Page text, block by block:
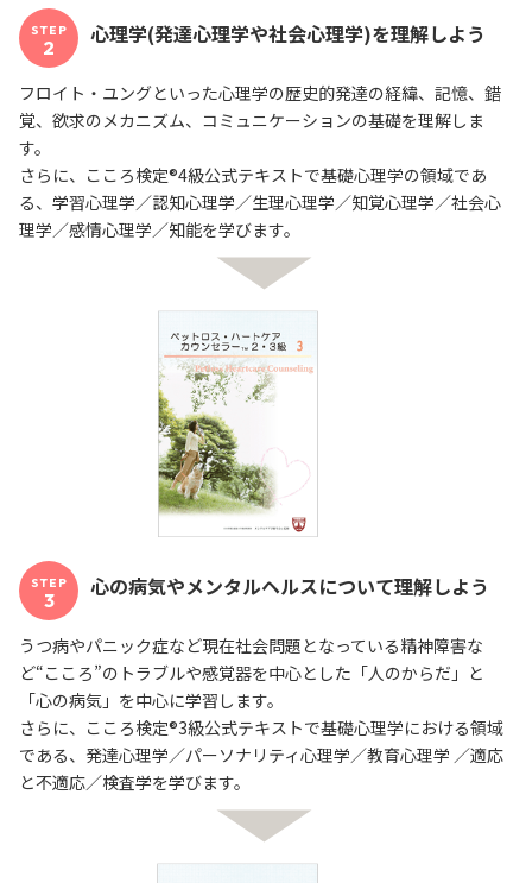
STEP
2
心理学(発達心理学や社会心理学)を理解しよう
フロイト・ユングといった心理学の歴史的発達の経緯、記憶、錯
覚、欲求のメカニズム、コミュニケーションの基礎を理解しま
す。
さらに、こころ検定®4級公式テキストで基礎心理学の領域であ
る、学習心理学／認知心理学／生理心理学／知覚心理学／社会心
理学／感情心理学／知能を学びます。
STEP
3
心の病気やメンタルヘルスについて理解しよう
うつ病やパニック症など現在社会問題となっている精神障害な
ど“こころ”のトラブルや感覚器を中心とした「人のからだ」と
「心の病気」を中心に学習します。
さらに、こころ検定®3級公式テキストで基礎心理学における領域
である、発達心理学／パーソナリティ心理学／教育心理学 ／適応
と不適応／検査学を学びます。